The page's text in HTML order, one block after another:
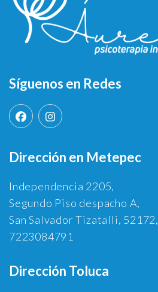
Síguenos en Redes
Dirección en Metepec
Independencia 2205,
Segundo Piso despacho A,
San Salvador Tizatalli, 52172,
7223084791
Dirección Toluca